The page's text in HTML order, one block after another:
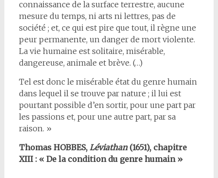
connaissance de la surface terrestre, aucune
mesure du temps, ni arts ni lettres, pas de
société ; et, ce qui est pire que tout, il règne une
peur permanente, un danger de mort violente.
La vie humaine est solitaire, misérable,
dangereuse, animale et brève. (…)
Tel est donc le misérable état du genre humain
dans lequel il se trouve par nature ; il lui est
pourtant possible d’en sortir, pour une part par
les passions et, pour une autre part, par sa
raison. »
Thomas HOBBES, Léviathan(1651), chapitre
XIII : « De la condition du genre humain »